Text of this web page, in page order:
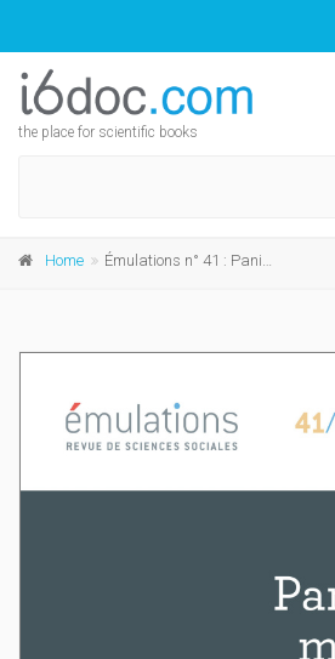
the place for scientific books
Home Émulations n° 41 : Paniques morales